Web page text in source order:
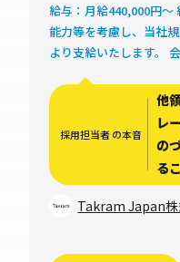
給与：月給440,000円〜
能力等を考慮し、当社
より支給いたします。
業績に応じて別途、決算
を支給することがあり
採用担当者 の本音
他
レ
の
る
Takram Japan株